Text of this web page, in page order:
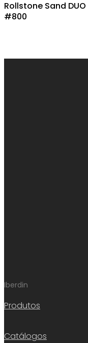
Rollstone Sand DUO
#800
Iberdin
Produtos
Catálogos